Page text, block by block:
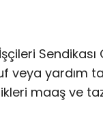
yardım
maaş ve